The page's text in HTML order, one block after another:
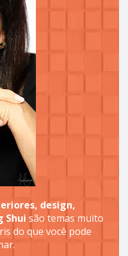
design,
Shui são temas muito
do que você pode